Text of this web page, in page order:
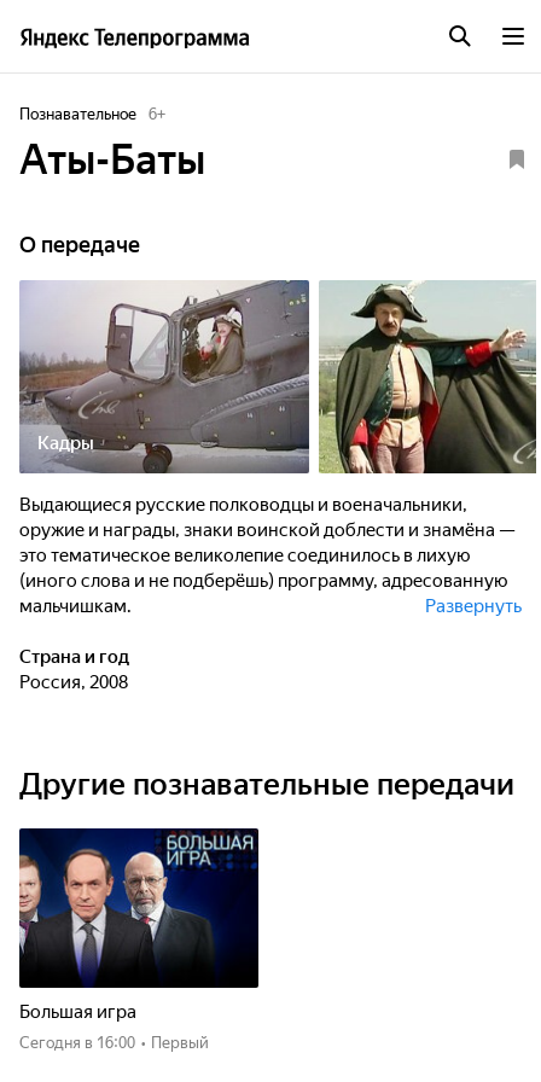
Познавательное 6+
Аты-Баты
О передаче
Кадры
Выдающиеся русские полководцы и военачальники,
оружие и награды, знаки воинской доблести и знамёна —
это тематическое великолепие соединилось в лихую
(иного слова и не подберёшь) программу, адресованную
мальчишкам.
Её главный герой — старый вояка (заслуженный артист
России Ю.Г. Григорьев) живым народным языком, с
эпизод он преподносит как увиденный своими глазами,
Развернуть
Страна и год
Россия, 2008
Другие познавательные передачи
Большая игра
Сегодня в 16:00 • Первый